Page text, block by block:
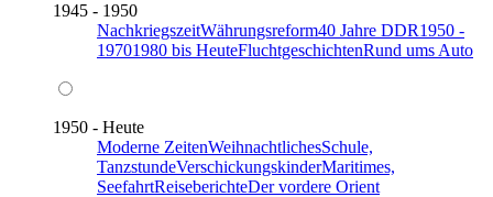
1945 - 1950
NachkriegszeitWährungsreform40 Jahre DDR1950 -
19701980 bis HeuteFluchtgeschichtenRund ums Auto
1950 - Heute
Moderne ZeitenWeihnachtlichesSchule,
TanzstundeVerschickungskinderMaritimes,
SeefahrtReiseberichteDer vordere Orient